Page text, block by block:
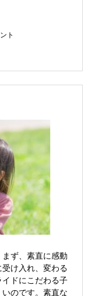
ト
ず、素直に感動
け入れ、変わる
ドにこだわる子
のです。素直な